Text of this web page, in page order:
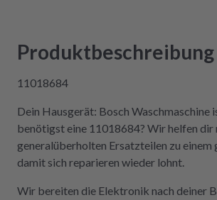
Der Aus- und Einbau der Platine
Produktbeschreibung
11018684
Dein Hausgerät: Bosch Waschmaschine
benötigst eine 11018684? Wir helfen dir
generalüberholten Ersatzteilen zu einem
damit sich reparieren wieder lohnt.
Wir bereiten die Elektronik nach deiner